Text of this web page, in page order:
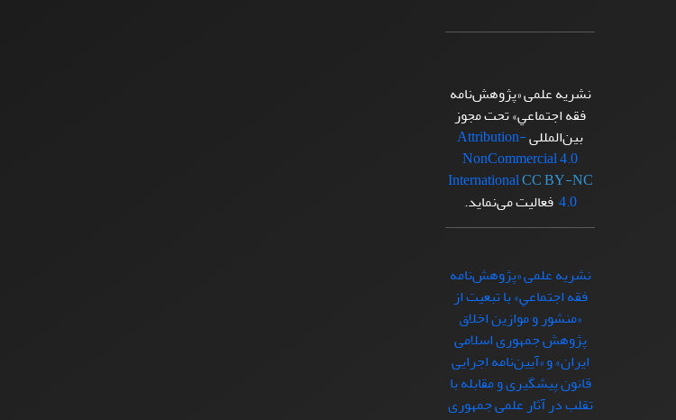
نشریه علمی «پژوهش‌نامه
فقه اجتماعي» تحت مجوز
بین‌المللیAttribution-
NonCommercial 4.0
InternationalCC BY-NC
4.0 فعالیت می‌نماید.
نشریه علمی «پژوهش‌نامه
فقه اجتماعي» با تبعيت از
«منشور و موازین اخلاق
پژوهش جمهوری اسلامی
ایران» و «آیین‌نامه اجرایی
قانون پیشگیری و مقابله با
تقلب در آثار علمی جمهوری